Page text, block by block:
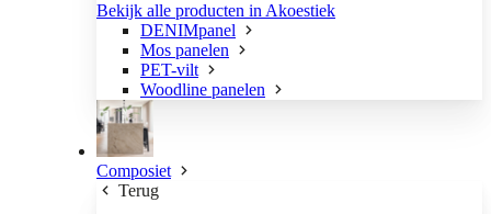
Bekijk alle producten in Akoestiek
DENIMpanel
Mos panelen
PET-vilt
Woodline panelen
Composiet
Terug